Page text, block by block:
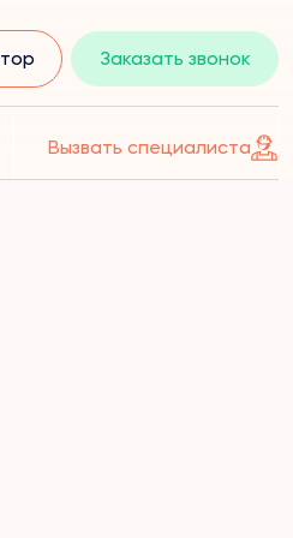
Заказать звонок
Вызвать специалиста